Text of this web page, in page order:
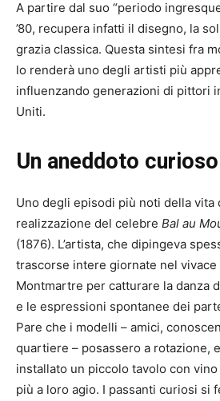
A partire dal suo “periodo
’80, recupera infatti il disegno, la
grazia classica. Questa sintesi fra
lo renderà uno degli artisti più
influenzando generazioni di pittori
Uniti.
Un aneddoto curioso
Uno degli episodi più noti della vita
realizzazione del celebre Bal au
(1876). L’artista, che dipingeva
trascorse intere giornate nel
Montmartre per catturare la danza
e le espressioni spontanee dei
Pare che i modelli – amici,
quartiere – posassero a rotazione,
installato un piccolo tavolo con
più a loro agio. I passanti curiosi si